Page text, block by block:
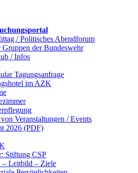
/ Politisches Abendforum
Gruppen der Bundeswehr
/ Infos
Tagungsanfrage
im AZK
Veranstaltungen / Events
2026 (PDF)
Stiftung CSP
– Leitbild – Ziele